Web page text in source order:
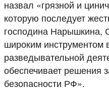
назвал «грязной и
которую последует
господина Нарышкина,
широким инструментом
разведывательной
обеспечивает решения
безопасности РФ».